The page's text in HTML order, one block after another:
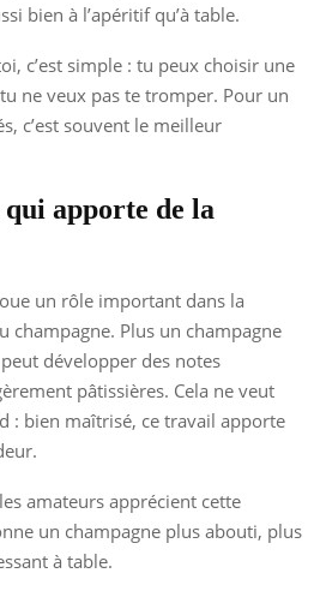
bien à l’apéritif qu’à table.
c’est simple : tu peux choisir une
ne veux pas te tromper. Pour un
c’est souvent le meilleur
apporte de la
un rôle important dans la
champagne. Plus un champagne
développer des notes
pâtissières. Cela ne veut
: bien maîtrisé, ce travail apporte
amateurs apprécient cette
un champagne plus abouti, plus
à table.